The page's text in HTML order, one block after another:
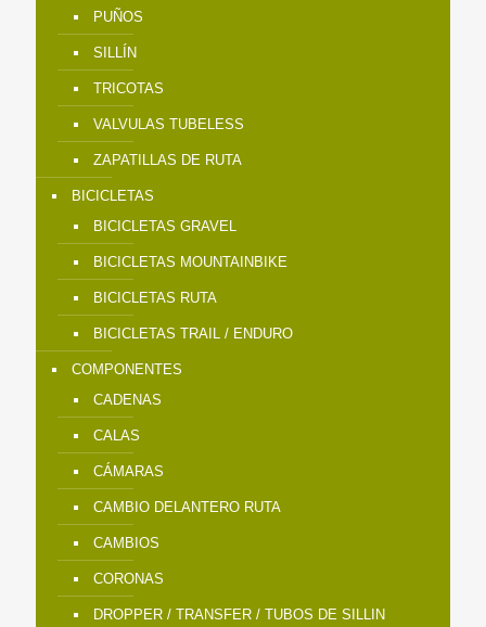
PUÑOS
SILLÍN
TRICOTAS
VALVULAS TUBELESS
ZAPATILLAS DE RUTA
BICICLETAS
BICICLETAS GRAVEL
BICICLETAS MOUNTAINBIKE
BICICLETAS RUTA
BICICLETAS TRAIL / ENDURO
COMPONENTES
CADENAS
CALAS
CÁMARAS
CAMBIO DELANTERO RUTA
CAMBIOS
CORONAS
DROPPER / TRANSFER / TUBOS DE SILLIN